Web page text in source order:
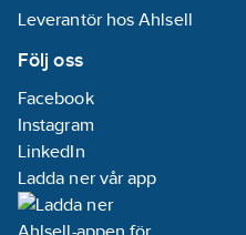
Leverantör hos Ahlsell
Följ oss
Facebook
Instagram
LinkedIn
Ladda ner vår app